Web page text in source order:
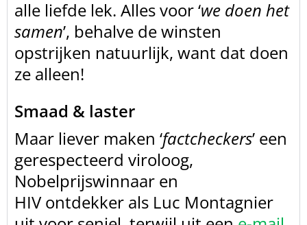
alle liefde lek. Alles voor ‘we doen het
samen’, behalve de winsten
opstrijken natuurlijk, want dat doen
ze alleen!
Smaad & laster
Maar liever maken ‘factcheckers’ een
gerespecteerd viroloog,
Nobelprijswinnaar en
HIV ontdekker als Luc Montagnier